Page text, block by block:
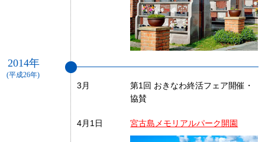
2014年
(平成26年)
3月
第1回 おきなわ終活フェア開催・
協賛
4月1日 宮古島メモリアルパーク開園